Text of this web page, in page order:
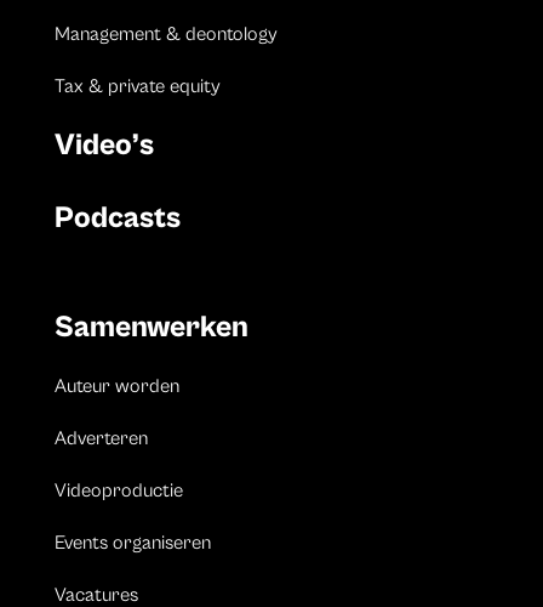
Management & deontology
Tax & private equity
Video’s
Podcasts
Samenwerken
Auteur worden
Adverteren
Videoproductie
Events organiseren
Vacatures